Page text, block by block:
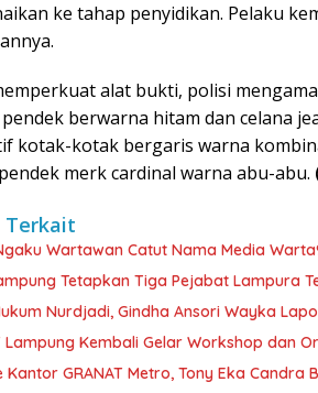
ke tahap penyidikan. Pelaku
alat bukti, polisi
berwarna hitam dan celana
kotak-kotak bergaris warna
merk cardinal warna abu-abu.
Terkait
Wartawan Catut Nama Media
Tetapkan Tiga Pejabat Lampura
Nurdjadi, Gindha Ansori Wayka
Lampung Kembali Gelar Workshop dan
Kantor GRANAT Metro, Tony Eka Candra